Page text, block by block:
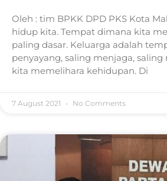
Oleh : tim BPKK DPD PKS Kota
hidup kita. Tempat dimana kita
paling dasar. Keluarga adalah
penyayang, saling menjaga,
kita memelihara kehidupan. Di
7 August 2021 No Comments